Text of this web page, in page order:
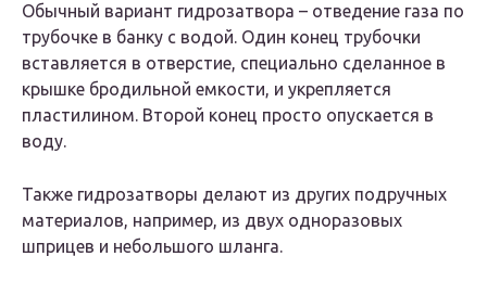
Обычный вариант гидрозатвора – отведение газа по
трубочке в банку с водой. Один конец трубочки
вставляется в отверстие, специально сделанное в
крышке бродильной емкости, и укрепляется
пластилином. Второй конец просто опускается в
воду.
Также гидрозатворы делают из других подручных
материалов, например, из двух одноразовых
шприцев и небольшого шланга.